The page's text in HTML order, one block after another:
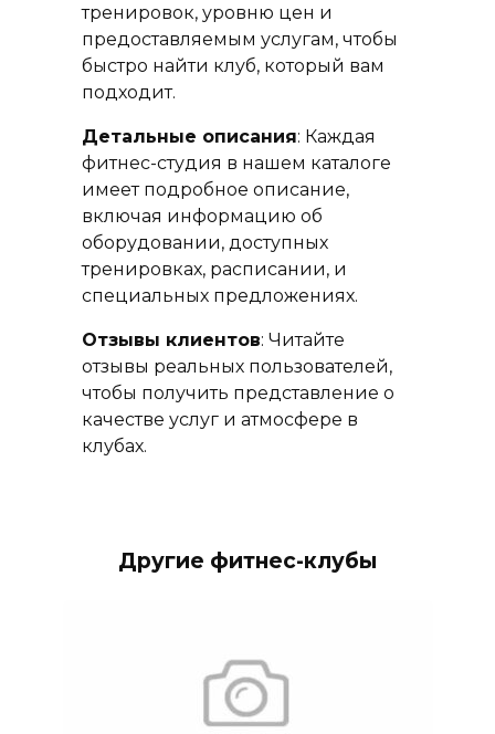
тренировок, уровню цен и
предоставляемым услугам, чтобы
быстро найти клуб, который вам
подходит.
Детальные описания: Каждая
фитнес-студия в нашем каталоге
имеет подробное описание,
включая информацию об
оборудовании, доступных
тренировках, расписании, и
специальных предложениях.
Отзывы клиентов: Читайте
отзывы реальных пользователей,
чтобы получить представление о
качестве услуг и атмосфере в
клубах.
Другие фитнес-клубы